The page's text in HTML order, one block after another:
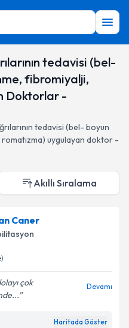
tedavisi (bel-
fibromiyalji,
Doktorlar -
tedavisi (bel- boyun
romatizma) uygulayan doktor -
Akıllı Sıralama
Caner
çok
Devamı
Haritada Göster